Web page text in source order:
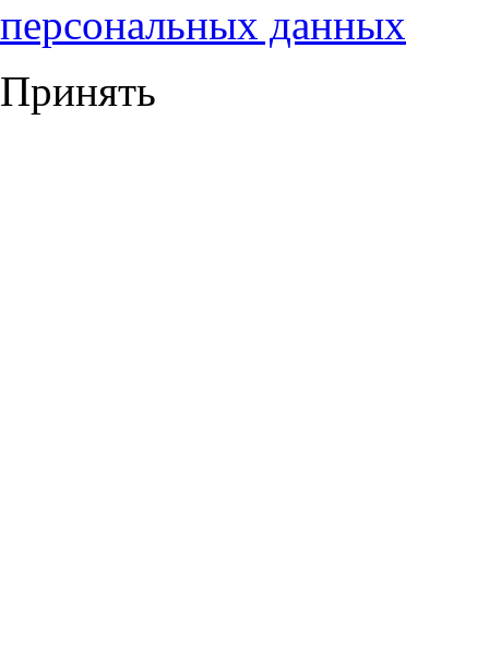
персональных данных
Принять